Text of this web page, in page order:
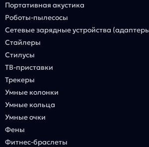
Портативная акустика
Роботы-пылесосы
Сетевые зарядные устройства
Стайлеры
Стилусы
ТВ-приставки
Трекеры
Умные колонки
Умные кольца
Умные очки
Фены
Фитнес-браслеты